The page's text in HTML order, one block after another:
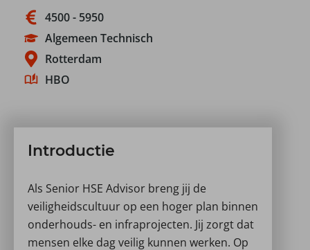
4500 - 5950
Algemeen Technisch
Rotterdam
HBO
Introductie
Als Senior HSE Advisor breng jij de
veiligheidscultuur op een hoger plan binnen
onderhouds- en infraprojecten. Jij zorgt dat
mensen elke dag veilig kunnen werken. Op